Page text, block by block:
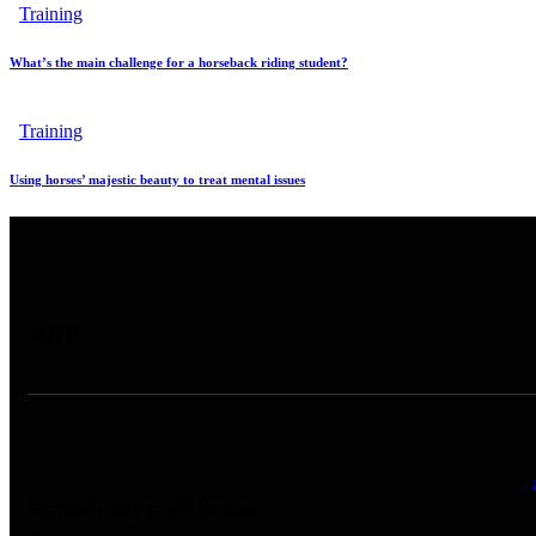
Training
What’s the main challenge for a horseback riding student?
Training
Using horses’ majestic beauty to treat mental issues